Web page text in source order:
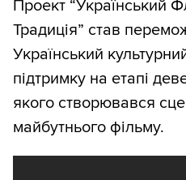
Проект “Український
Традиція” став
Український
підтримку на етапі
якого створювався
майбутнього фільму.